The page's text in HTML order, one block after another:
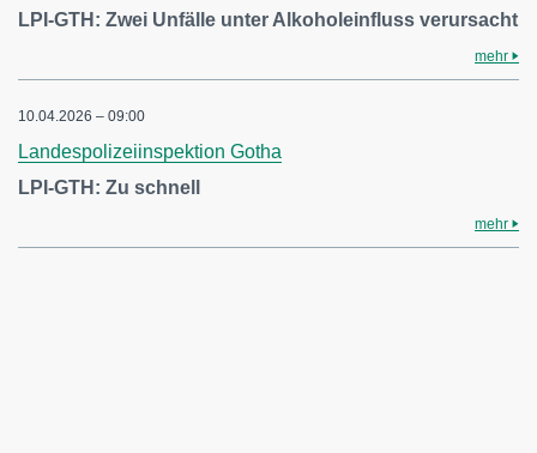
LPI-GTH: Zwei Unfälle unter Alkoholeinfluss verursacht
mehr
10.04.2026 – 09:00
Landespolizeiinspektion Gotha
LPI-GTH: Zu schnell
mehr